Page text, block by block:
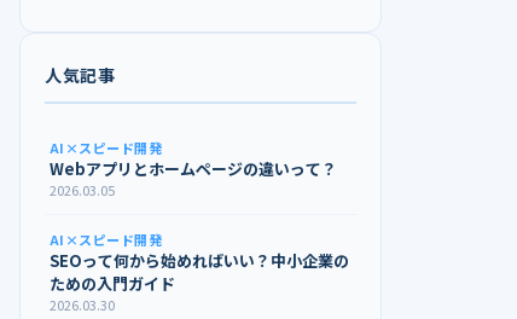
人気記事
AI×スピード開発
Webアプリとホームページの違いって？
2026.03.05
AI×スピード開発
SEOって何から始めればいい？中小企業の
ための入門ガイド
2026.03.30